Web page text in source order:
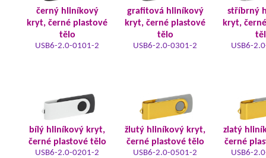
černý hliníkový
kryt, černé plastové
tělo
USB6-2.0-0101-2
grafitová hliníkový
kryt, černé plastové
tělo
USB6-2.0-0301-2
stříbrný
kryt,
USB6-
bílý hliníkový kryt,
černé plastové tělo
USB6-2.0-0201-2
žlutý hliníkový kryt,
černé plastové tělo
USB6-2.0-0501-2
zlatý
černé
USB6-